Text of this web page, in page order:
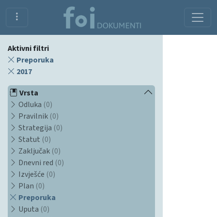
Aktivni filtri
Preporuka
2017
Vrsta
Odluka (0)
Pravilnik (0)
Strategija (0)
Statut (0)
Zaključak (0)
Dnevni red (0)
Izvješće (0)
Plan (0)
Preporuka
Uputa (0)